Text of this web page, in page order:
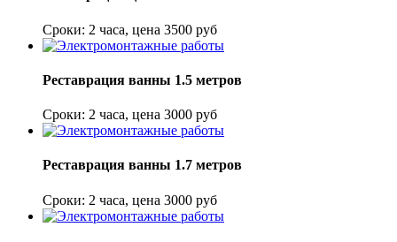
Сроки: 2 часа, цена 3500 руб
Реставрация ванны 1.5 метров
Сроки: 2 часа, цена 3000 руб
Реставрация ванны 1.7 метров
Сроки: 2 часа, цена 3000 руб